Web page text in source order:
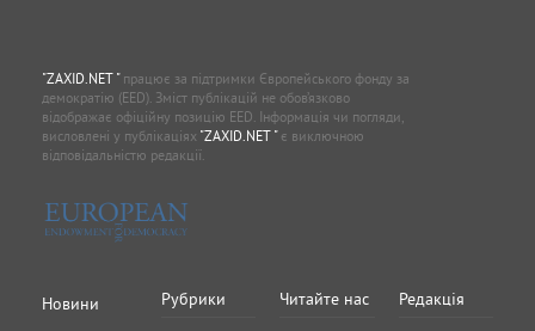
"ZAXID.NET "працює за підтримки Європейського фонду за
демократію (EED). Зміст публікацій не обов’язково
відображає офіційну позицію EED. Інформація чи погляди,
висловлені у публікаціях "ZAXID.NET "є виключною
відповідальністю редакції.
Новини
Рубрики Читайте нас Редакція